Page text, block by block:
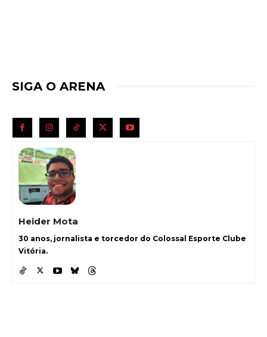
SIGA O ARENA
Heider Mota
30 anos, jornalista e torcedor do Colossal Esporte Clube
Vitória.